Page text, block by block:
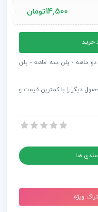
14,500تومان
خرید
دو ماهه - پلن سه ماهه - پلن
مندی ها
ویژه